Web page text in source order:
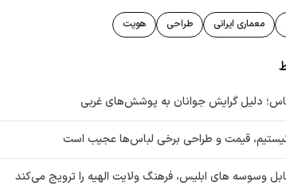
معماری ایرانی طراحی هویت
دلیل گرایش جوانان به پوشش‌های غربی
قیمت و طراحی برخی لباس‌ها عجیب است
وسوسه های ابلیس، فرهنگ ولایت الهیه را ترویج می‌کند